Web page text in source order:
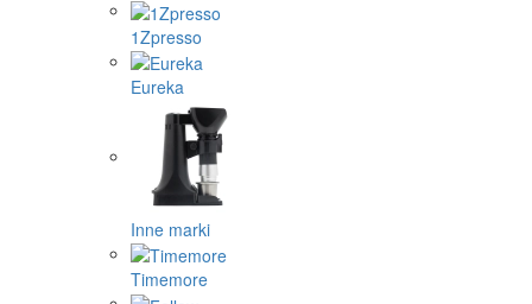
1Zpresso
Eureka
Inne marki
Timemore